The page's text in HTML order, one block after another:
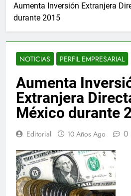
Aumenta Inversión Extranjera
durante 2015
NOTICIAS PERFIL EMPRESARIAL
Aumenta
Extranjera
México durante
Editorial 10 Años Ago 0